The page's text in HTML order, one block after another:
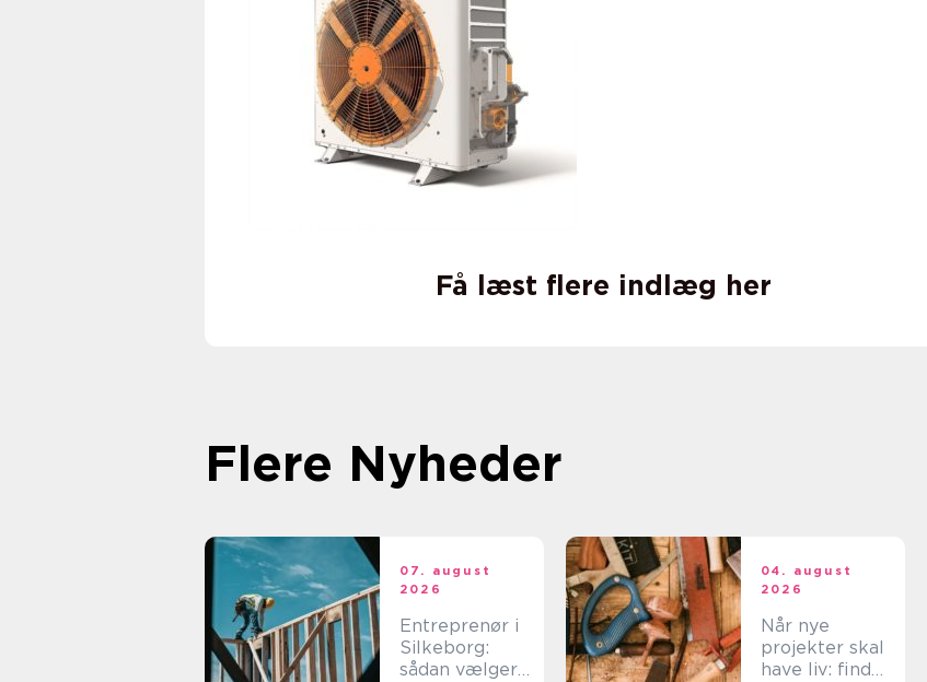
Få læst flere indlæg her
Flere Nyheder
07. august
2026
Entreprenør i
Silkeborg:
sådan vælger
04. august
2026
Når nye
projekter skal
have liv: find